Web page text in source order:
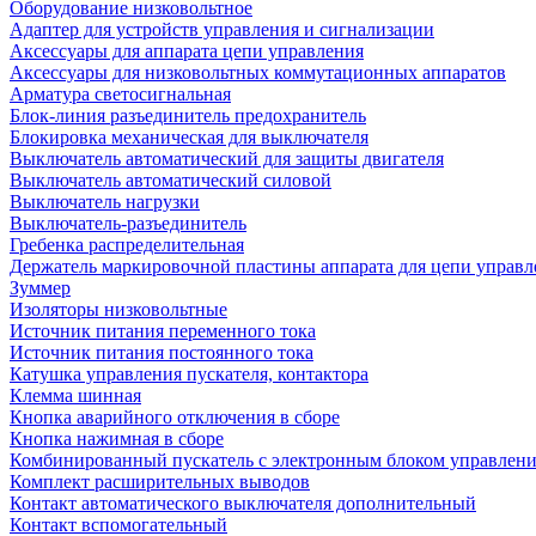
Оборудование низковольтное
Адаптер для устройств управления и сигнализации
Аксессуары для аппарата цепи управления
Аксессуары для низковольтных коммутационных аппаратов
Арматура светосигнальная
Блок-линия разъединитель предохранитель
Блокировка механическая для выключателя
Выключатель автоматический для защиты двигателя
Выключатель автоматический силовой
Выключатель нагрузки
Выключатель-разъединитель
Гребенка распределительная
Держатель маркировочной пластины аппарата для цепи
Зуммер
Изоляторы низковольтные
Источник питания переменного тока
Источник питания постоянного тока
Катушка управления пускателя, контактора
Клемма шинная
Кнопка аварийного отключения в сборе
Кнопка нажимная в сборе
Комбинированный пускатель с электронным блоком
Комплект расширительных выводов
Контакт автоматического выключателя дополнительный
Контакт вспомогательный